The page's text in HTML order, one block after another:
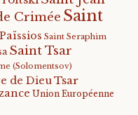
Crimée Saint
Saint Seraphim
Saint Tsar
(Solomentsov)
de DieuTsar
Union Européenne